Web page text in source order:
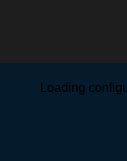
Loading